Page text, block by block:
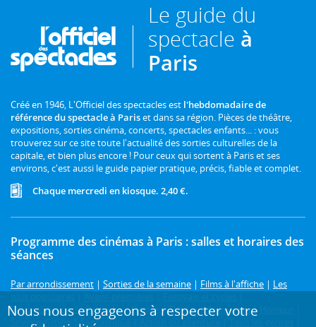
Le guide du
spectacle à
Paris
Créé en 1946, L'Officiel des spectacles est l'hebdomadaire de
référence du spectacle à Pariset dans sa région. Pièces de théâtre,
expositions, sorties cinéma, concerts, spectacles enfants... : vous
trouverez sur ce site toute l'actualité des sorties culturelles de la
capitale, et bien plus encore ! Pour ceux qui sortent à Paris et ses
environs, c'est aussi le guide papier pratique, précis, fiable et complet.
Chaque mercredi en kiosque. 2,40 €.
Programme des cinémas à Paris : salles et horaires des
séances
Par arrondissement | Sorties de la semaine | Films à l'affiche | Les
Prochainement |Comédie|Drame |Thriller|Animation|
Science-fiction
|Fantastique Action ou aventure
Nous nous engageons à respecter votre